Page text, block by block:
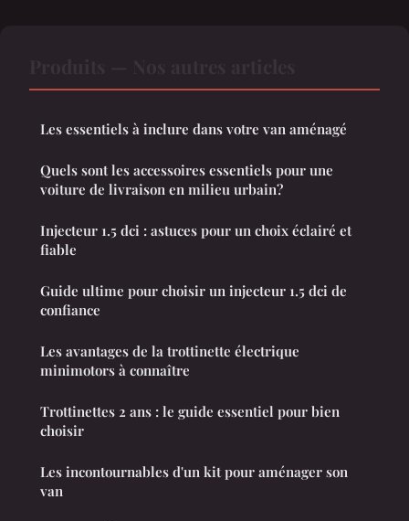
Les essentiels à inclure dans votre van aménagé
Quels sont les accessoires essentiels pour une
voiture de livraison en milieu urbain?
Injecteur 1.5 dci : astuces pour un choix éclairé et
fiable
Guide ultime pour choisir un injecteur 1.5 dci de
confiance
Les avantages de la trottinette électrique
minimotors à connaître
Trottinettes 2 ans : le guide essentiel pour bien
choisir
Les incontournables d'un kit pour aménager son
van